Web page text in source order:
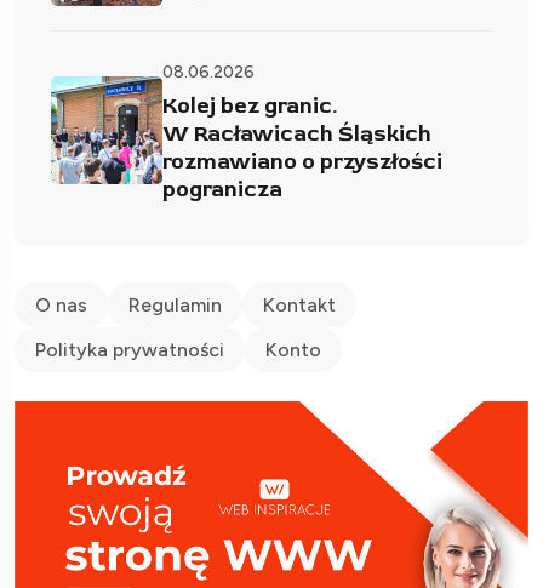
08.06.2026
Kolej bez granic.
W Racławicach Śląskich
rozmawiano o przyszłości
pogranicza
O nas Regulamin
Kontakt
Polityka prywatności
Konto